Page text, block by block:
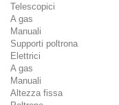
Telescopici
A gas
Manuali
Supporti poltrona
Elettrici
A gas
Manuali
Altezza fissa